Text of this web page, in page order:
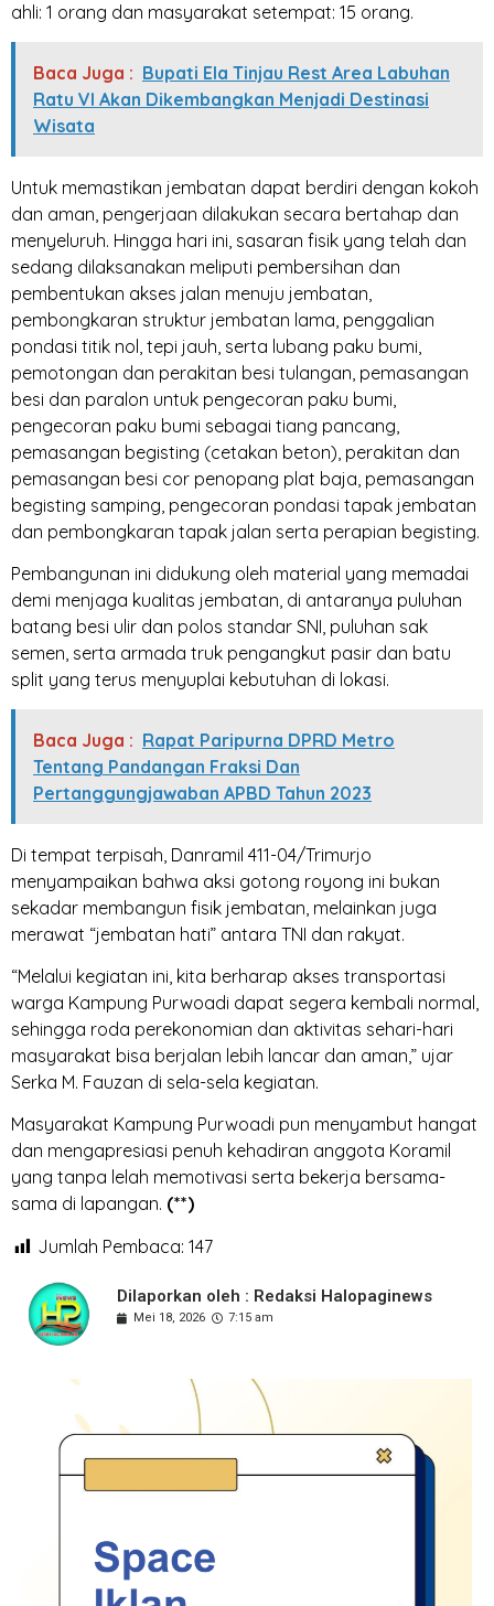
ahli: 1 orang dan masyarakat setempat: 15 orang.
Baca Juga : Bupati Ela Tinjau Rest Area Labuhan
Ratu VI Akan Dikembangkan Menjadi Destinasi
Wisata
Untuk memastikan jembatan dapat berdiri dengan kokoh
dan aman, pengerjaan dilakukan secara bertahap dan
menyeluruh. Hingga hari ini, sasaran fisik yang telah dan
sedang dilaksanakan meliputi pembersihan dan
pembentukan akses jalan menuju jembatan,
pembongkaran struktur jembatan lama, penggalian
pondasi titik nol, tepi jauh, serta lubang paku bumi,
pemotongan dan perakitan besi tulangan, pemasangan
besi dan paralon untuk pengecoran paku bumi,
pengecoran paku bumi sebagai tiang pancang,
pemasangan begisting (cetakan beton), perakitan dan
pemasangan besi cor penopang plat baja, pemasangan
begisting samping, pengecoran pondasi tapak jembatan
dan pembongkaran tapak jalan serta perapian begisting.
Pembangunan ini didukung oleh material yang memadai
demi menjaga kualitas jembatan, di antaranya puluhan
batang besi ulir dan polos standar SNI, puluhan sak
semen, serta armada truk pengangkut pasir dan batu
split yang terus menyuplai kebutuhan di lokasi.
Baca Juga : Rapat Paripurna DPRD Metro
Tentang Pandangan Fraksi Dan
Pertanggungjawaban APBD Tahun 2023
Di tempat terpisah, Danramil 411-04/Trimurjo
menyampaikan bahwa aksi gotong royong ini bukan
sekadar membangun fisik jembatan, melainkan juga
merawat “jembatan hati” antara TNI dan rakyat.
“Melalui kegiatan ini, kita berharap akses transportasi
warga Kampung Purwoadi dapat segera kembali normal,
sehingga roda perekonomian dan aktivitas sehari-hari
masyarakat bisa berjalan lebih lancar dan aman,” ujar
Serka M. Fauzan di sela-sela kegiatan.
Masyarakat Kampung Purwoadi pun menyambut hangat
dan mengapresiasi penuh kehadiran anggota Koramil
yang tanpa lelah memotivasi serta bekerja bersama-
sama di lapangan. (**)
Jumlah Pembaca: 147
Dilaporkan oleh : Redaksi Halopaginews
Mei 18, 2026 7:15 am